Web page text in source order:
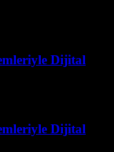
Dijital
Dijital